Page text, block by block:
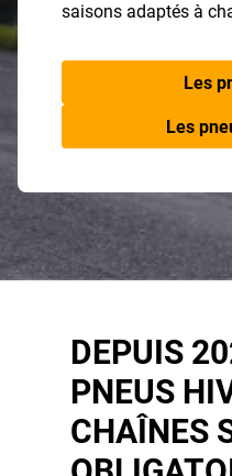
saisons adaptés à
Les
Les
DEPUIS
PNEUS
CHAÎNES